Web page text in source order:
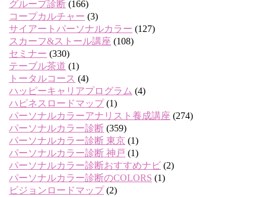
グループ診断 (166)
コープカルチャー (3)
サイアートパーソナルカラー (127)
スカーフ&ストール講座 (108)
セミナー (330)
テーブル茶道 (1)
トータルコース (4)
ハッピーキャリアプログラム (4)
ハピネスロードマップ(1)
パーソナルカラーアナリスト養成講座 (274)
パーソナルカラー診断 (359)
パーソナルカラー診断 東京 (1)
パーソナルカラー診断 神戸 (1)
パーソナルカラー診断おすすめナビ (2)
パーソナルカラー診断のCOLORS (1)
ビジョンロードマップ(2)